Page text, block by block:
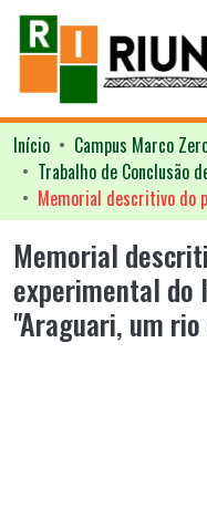
Início
Campus Marco
Trabalho de Conclusão
Memorial
experimental
"Araguari, um rio